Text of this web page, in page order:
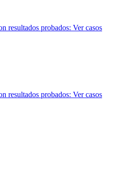
resultados probados: Ver casos
resultados probados: Ver casos